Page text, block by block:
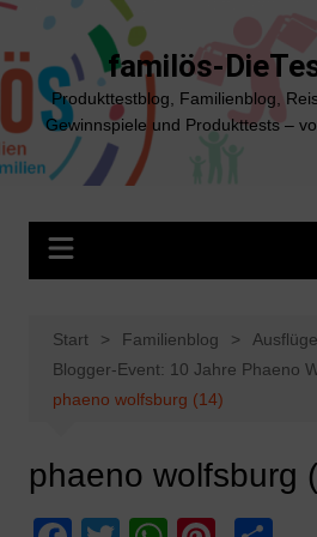
Zum
springen
familös-
Produkttestblog, Familienblog,
Gewinnspiele und Produkttests –
Start Familienblog
Ausflüge
Blogger-Event: 10 Jahre Phaeno
phaeno wolfsburg (14)
phaeno wolfsburg